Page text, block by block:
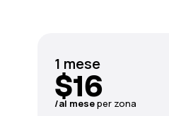
1 mese
$16
/al meseper zona